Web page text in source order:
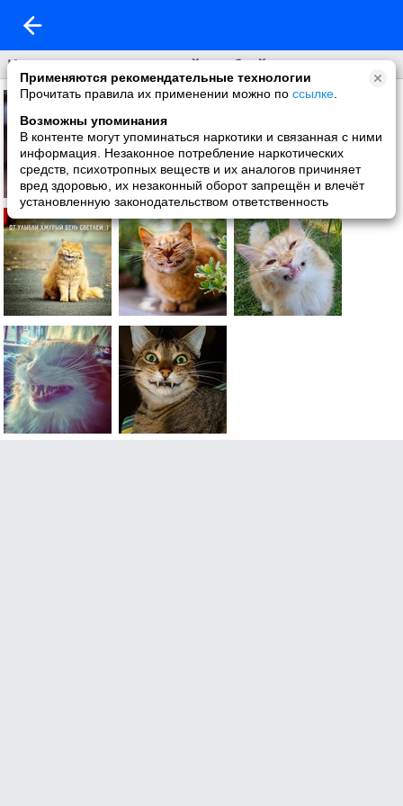
Применяются рекомендательные технологии
Прочитать правила их применении можно по ссылке
Возможны упоминания
В контенте могут упоминаться наркотики и связанная с ними
информация. Незаконное потребление наркотических
средств, психотропных веществ и их аналогов причиняет
вред здоровью, их незаконный оборот запрещён и влечёт
установленную законодательством ответственность
И одарил меня щастливой улыбкой